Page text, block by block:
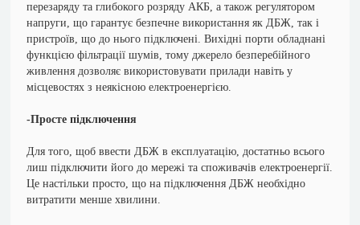
перезаряду та глибокого розряду АКБ, а також регулятором
напруги, що гарантує безпечне використання як ДБЖ, так і
пристроїв, що до нього підключені. Вихідні порти обладнані
функцією фільтрації шумів, тому джерело безперебійного
живлення дозволяє використовувати прилади навіть у
місцевостях з неякісною електроенергією.
-Просте підключення
Для того, щоб ввести ДБЖ в експлуатацію, достатньо всього
лиш підключити його до мережі та споживачів електроенергії.
Це настільки просто, що на підключення ДБЖ необхідно
витратити менше хвилини.